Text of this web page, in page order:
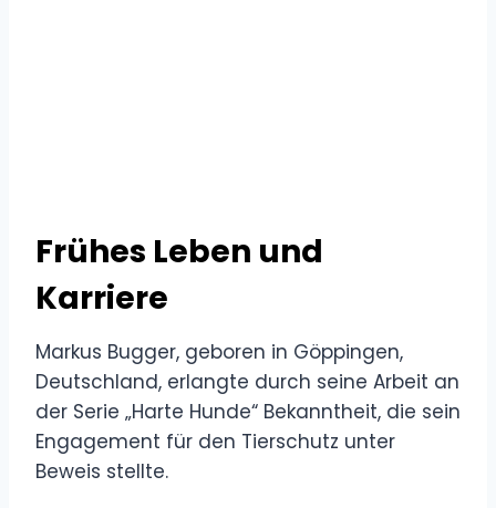
Frühes Leben und
Karriere
Markus Bugger, geboren in Göppingen,
Deutschland, erlangte durch seine Arbeit an
der Serie „Harte Hunde“ Bekanntheit, die sein
Engagement für den Tierschutz unter
Beweis stellte.